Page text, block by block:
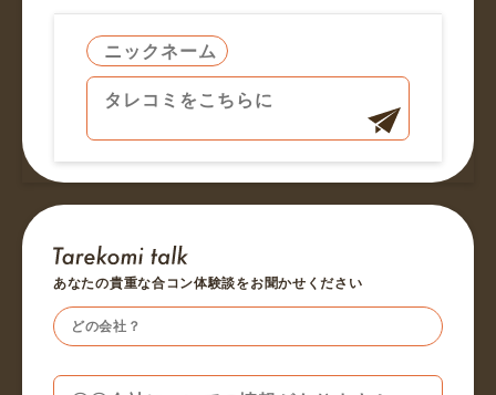
あなたの貴重な合コン体験談をお聞かせください